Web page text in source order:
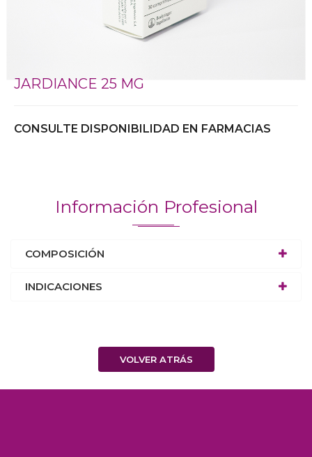
JARDIANCE 25 MG
CONSULTE DISPONIBILIDAD EN FARMACIAS
Información Profesional
COMPOSICIÓN
INDICACIONES
VOLVER ATRÁS